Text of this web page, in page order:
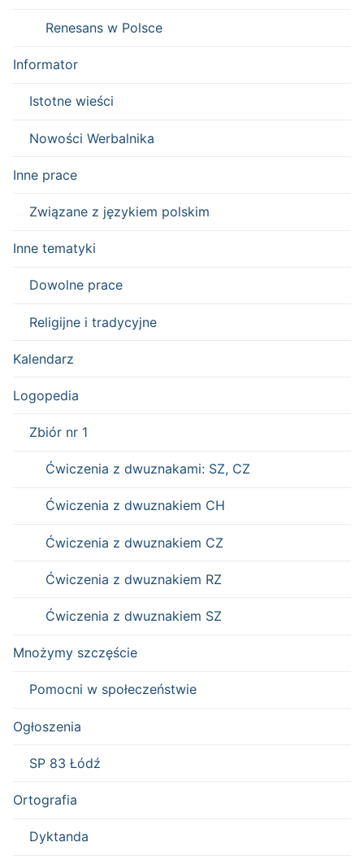
Renesans w Polsce
Informator
Istotne wieści
Nowości Werbalnika
Inne prace
Związane z językiem polskim
Inne tematyki
Dowolne prace
Religijne i tradycyjne
Kalendarz
Logopedia
Zbiór nr 1
Ćwiczenia z dwuznakami: SZ, CZ
Ćwiczenia z dwuznakiem CH
Ćwiczenia z dwuznakiem CZ
Ćwiczenia z dwuznakiem RZ
Ćwiczenia z dwuznakiem SZ
Mnożymy szczęście
Pomocni w społeczeństwie
Ogłoszenia
SP 83 Łódź
Ortografia
Dyktanda